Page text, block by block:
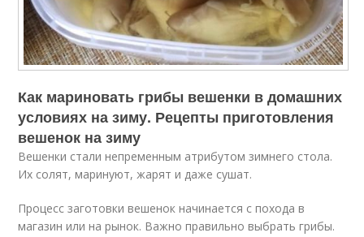
Как мариновать грибы вешенки в домашних
условиях на зиму. Рецепты приготовления
вешенок на зиму
Вешенки стали непременным атрибутом зимнего стола.
Их солят, маринуют, жарят и даже сушат.
Процесс заготовки вешенок начинается с похода в
магазин или на рынок. Важно правильно выбрать грибы.